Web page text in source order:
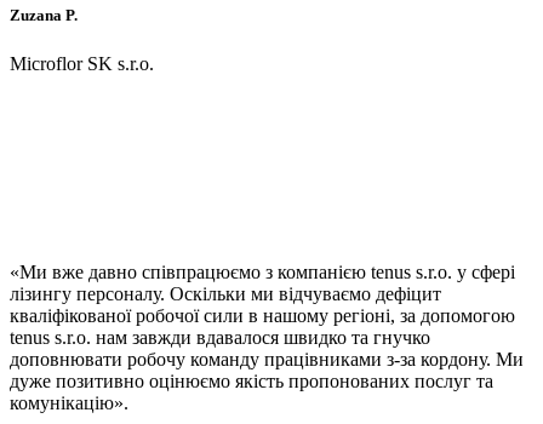
Zuzana P.
Microflor SK s.r.o.
«Ми вже давно співпрацюємо з компанією tenus s.r.o. у сфері
лізингу персоналу. Оскільки ми відчуваємо дефіцит
кваліфікованої робочої сили в нашому регіоні, за допомогою
tenus s.r.o. нам завжди вдавалося швидко та гнучко
доповнювати робочу команду працівниками з-за кордону. Ми
дуже позитивно оцінюємо якість пропонованих послуг та
комунікацію».